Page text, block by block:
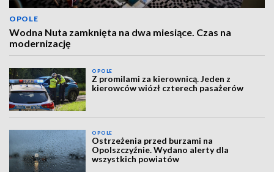
OPOLE
Wodna Nuta zamknięta na dwa miesiące. Czas na
modernizację
OPOLE
Z promilami za kierownicą. Jeden z
kierowców wiózł czterech pasażerów
OPOLE
Ostrzeżenia przed burzami na
Opolszczyźnie. Wydano alerty dla
wszystkich powiatów